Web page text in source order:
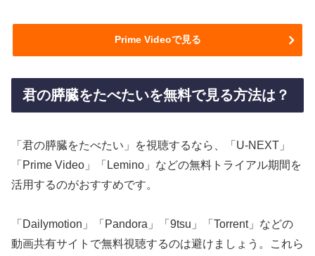
Prime Videoで見る
君の膵臓をたべたいを無料で見る方法は？
「君の膵臓をたべたい」を視聴するなら、「U-NEXT」
「Prime Video」「Lemino」などの無料トライアル期間を
活用するのがおすすめです。
「Dailymotion」「Pandora」「9tsu」「Torrent」などの
動画共有サイトで無料視聴するのは避けましょう。これら